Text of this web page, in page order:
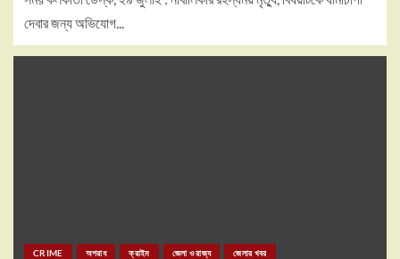
দেবার জন্য অভিযোগ...
CRIME অপরাধ ক্রাইম জেলা ও রাজ্য জেলার খবর